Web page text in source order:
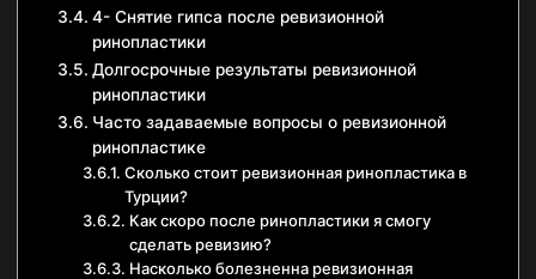
4- Снятие гипса после ревизионной
ринопластики
Долгосрочные результаты ревизионной
ринопластики
Часто задаваемые вопросы о ревизионной
ринопластике
Сколько стоит ревизионная ринопластика в
Турции?
Как скоро после ринопластики я смогу
сделать ревизию?
Насколько болезненна ревизионная